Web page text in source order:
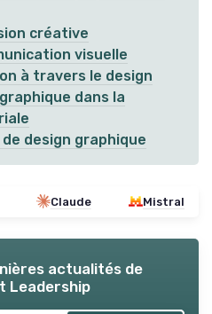
créative
visuelle
à travers le design
dans la
design graphique
Claude Mistral
actualités de
Leadership